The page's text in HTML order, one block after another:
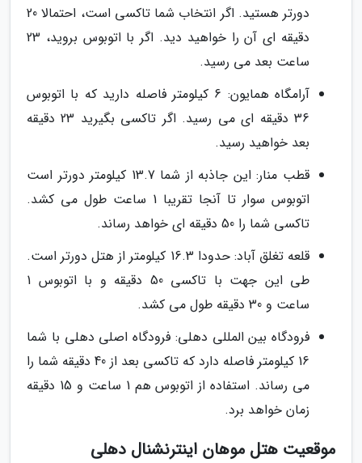
دورتر هستید. اگر انتخاب شما تاکسی است، احتمالا 20
دقیقه ای آن را خواهید دید. اگر با اتوبوس بروید، 23
ساعت بعد می رسید.
آرامگاه همایون: 6 کیلومتر فاصله دارید که با اتوبوس
36 دقیقه ای می رسید. اگر تاکسی بگیرید 23 دقیقه
بعد خواهید رسید.
قطب منار: این جاذبه از شما 13.7 کیلومتر دورتر است
اتوبوس سوار تا آنجا تقریبا 1 ساعت طول می کشد.
تاکسی شما را 50 دقیقه ای خواهد رساند.
قلعه تغلق آباد: حدودا 16.3 کیلومتر از هتل دورتر است.
طی این جهت با تاکسی 50 دقیقه و با اتوبوس 1
ساعت و 30 دقیقه طول می کشد.
فرودگاه بین المللی دهلی: فرودگاه اصلی دهلی با شما
16 کیلومتر فاصله دارد که تاکسی بعد از 40 دقیقه شما را
می رساند. استفاده از اتوبوس هم 1 ساعت و 15 دقیقه
زمان خواهد برد.
موقعیت هتل موهان اینترنشنال دهلی